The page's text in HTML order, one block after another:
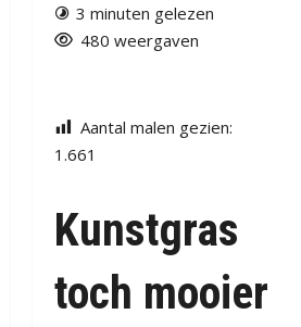
3 minuten gelezen
480 weergaven
Aantal malen gezien:
1.661
Kunstgras
toch mooier